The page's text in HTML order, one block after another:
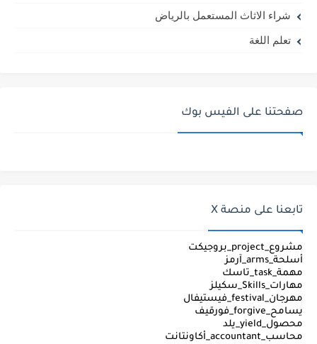
شراء الاثاث المستعمل بالرياض
تعلم اللغة
صفحتنا على الفيس بوك
تابعنا على منصة X
مشروع_project_بروجيكت
أسلحة_arms_آرمز
مهمة_task_تاسك
مهارات_Skills_سكيلز
مهرجان_festival_فيستيفال
يسامح_forgive_فورقيف
محصول_yield_يلد
محاسب_accountant_أكاونتانت